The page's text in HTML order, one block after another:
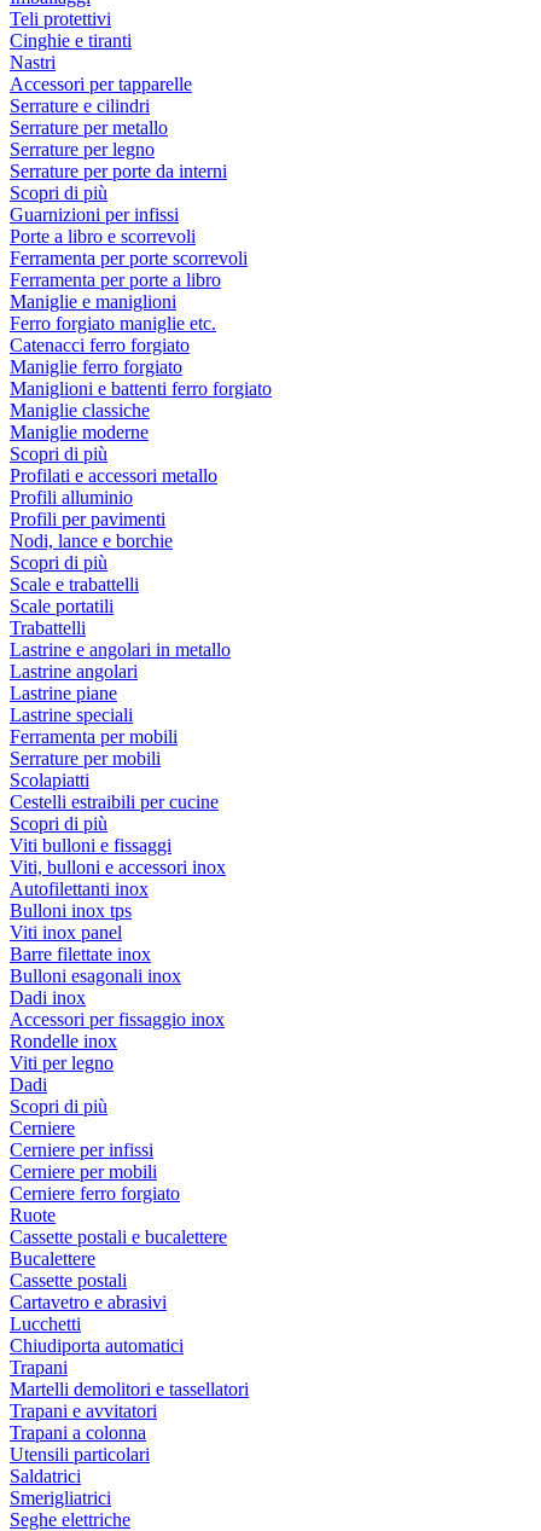
Teli protettivi
Cinghie e tiranti
Nastri
Accessori per tapparelle
Serrature e cilindri
Serrature per metallo
Serrature per legno
Serrature per porte da interni
Scopri di più
Guarnizioni per infissi
Porte a libro e scorrevoli
Ferramenta per porte scorrevoli
Ferramenta per porte a libro
Maniglie e maniglioni
Ferro forgiato maniglie etc.
Catenacci ferro forgiato
Maniglie ferro forgiato
Maniglioni e battenti ferro forgiato
Maniglie classiche
Maniglie moderne
Scopri di più
Profilati e accessori metallo
Profili alluminio
Profili per pavimenti
Nodi, lance e borchie
Scopri di più
Scale e trabattelli
Scale portatili
Trabattelli
Lastrine e angolari in metallo
Lastrine angolari
Lastrine piane
Lastrine speciali
Ferramenta per mobili
Serrature per mobili
Scolapiatti
Cestelli estraibili per cucine
Scopri di più
Viti bulloni e fissaggi
Viti, bulloni e accessori inox
Autofilettanti inox
Bulloni inox tps
Viti inox panel
Barre filettate inox
Bulloni esagonali inox
Dadi inox
Accessori per fissaggio inox
Rondelle inox
Viti per legno
Dadi
Scopri di più
Cerniere
Cerniere per infissi
Cerniere per mobili
Cerniere ferro forgiato
Ruote
Cassette postali e bucalettere
Bucalettere
Cassette postali
Cartavetro e abrasivi
Lucchetti
Chiudiporta automatici
Trapani
Martelli demolitori e tassellatori
Trapani e avvitatori
Trapani a colonna
Utensili particolari
Saldatrici
Smerigliatrici
Seghe elettriche